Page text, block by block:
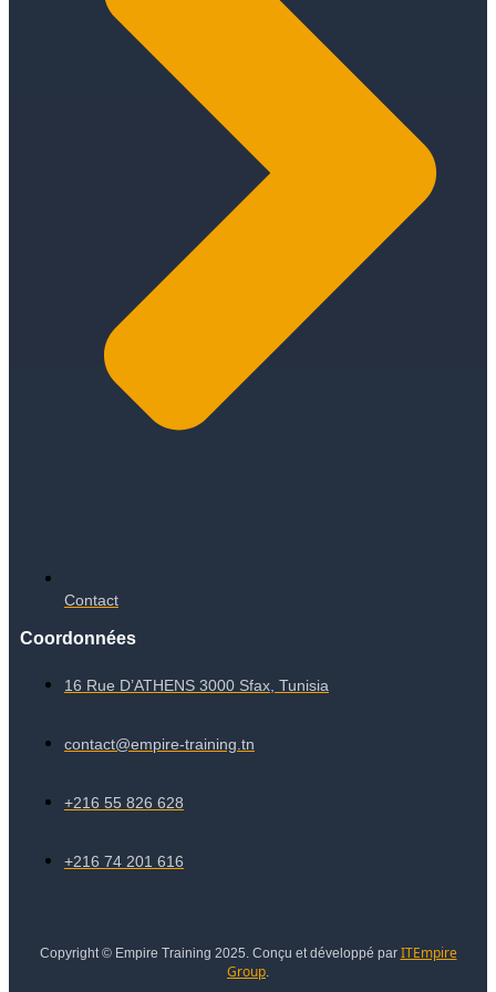
Contact
Coordonnées
16 Rue D’ATHENS 3000 Sfax, Tunisia
contact@empire-training.tn
+216 55 826 628
+216 74 201 616
Copyright © Empire Training 2025. Conçu et développé par ITEmpire
Group.